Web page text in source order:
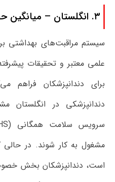
۳. انگلستان – میانگین حقوق ۵۲,۵۲۸ پوند
سیستم مراقبت‌های بهداشتی
علمی معتبر و تحقیقات
برای دندانپزشکان فراهم
دندانپزشکی در انگلستان
است، دندانپزشکان بخش